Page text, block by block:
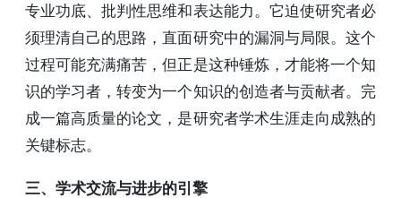
专业功底、批判性思维和表达能力。它迫使研究者必
须理清自己的思路，直面研究中的漏洞与局限。这个
过程可能充满痛苦，但正是这种锤炼，才能将一个知
识的学习者，转变为一个知识的创造者与贡献者。完
成一篇高质量的论文，是研究者学术生涯走向成熟的
关键标志。
三、学术交流与进步的引擎